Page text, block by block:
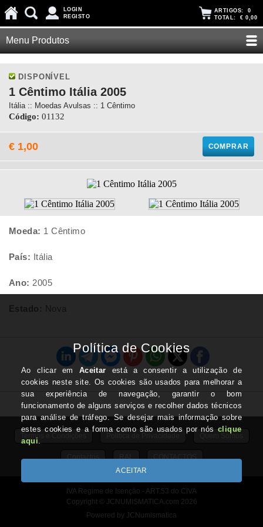
LOGIN
REGISTO
ARTIGOS: 0
TOTAL: € 0,00
Menu Produtos
DISPONÍVEL
1 Cêntimo Itália 2005
Itália :: Moedas Avulsas :: 1 Cêntimo
Código: 01132
€ 1,00 COMPRAR
Moeda: 1 Cêntimo
País: Itália
Ano: 2005
Estado: Nova
Termos e Condições Quem Somos
Contactos RAL CONTACTOS
IVA Regime de Isenção - ART.53 do CIVA
Copyright © JCNUMISMATICA.com 2026
Powered by JCNumismatica